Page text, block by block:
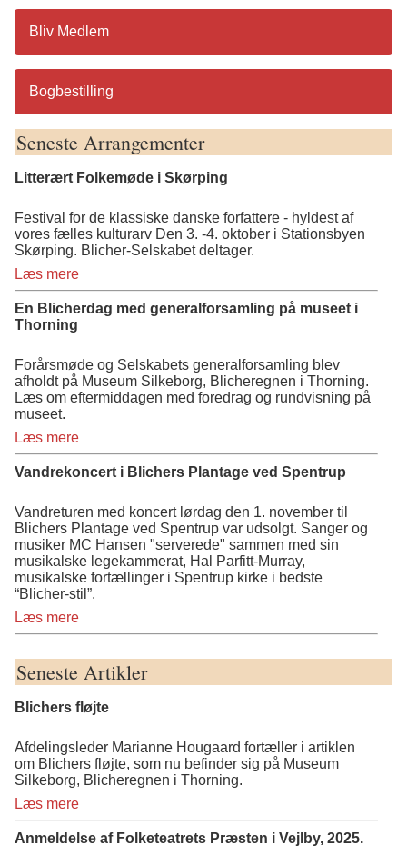
Bliv Medlem
Bogbestilling
Seneste Arrangementer
Litterært Folkemøde i Skørping
Festival for de klassiske danske forfattere - hyldest af
vores fælles kulturarv Den 3. -4. oktober i Stationsbyen
Skørping. Blicher-Selskabet deltager.
Læs mere
En Blicherdag med generalforsamling på museet i
Thorning
Forårsmøde og Selskabets generalforsamling blev
afholdt på Museum Silkeborg, Blicheregnen i Thorning.
Læs om eftermiddagen med foredrag og rundvisning på
museet.
Læs mere
Vandrekoncert i Blichers Plantage ved Spentrup
Vandreturen med koncert lørdag den 1. november til
Blichers Plantage ved Spentrup var udsolgt. Sanger og
musiker MC Hansen "serverede" sammen med sin
musikalske legekammerat, Hal Parfitt-Murray,
musikalske fortællinger i Spentrup kirke i bedste
“Blicher-stil”.
Læs mere
Seneste Artikler
Blichers fløjte
Afdelingsleder Marianne Hougaard fortæller i artiklen
om Blichers fløjte, som nu befinder sig på Museum
Silkeborg, Blicheregnen i Thorning.
Læs mere
Anmeldelse af Folketeatrets Præsten i Vejlby, 2025.